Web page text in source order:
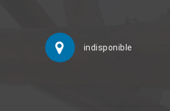
indisponible